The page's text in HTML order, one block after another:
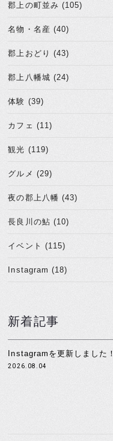
郡上の町並み (105)
名物・名産 (40)
郡上おどり (43)
郡上八幡城 (24)
体験 (39)
カフェ (11)
観光 (119)
グルメ (29)
夜の郡上八幡 (43)
長良川の鮎 (10)
イベント (115)
Instagram (18)
新着記事
Instagramを更新しました！
2026.08.04